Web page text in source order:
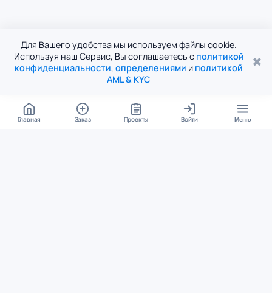
Для Вашего удобства мы используем файлы cookie.
Используя наш Сервис, Вы соглашаетесь с политикой
конфиденциальности, определениями и политикой
AML & KYC
✖
Главная Заказ Проекты Войти Меню